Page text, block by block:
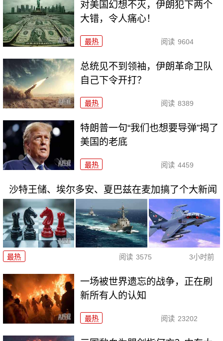
对美国幻想不灭，伊朗犯下两个
大错，令人痛心！
最热 阅读 9604
总统见不到领袖，伊朗革命卫队
自己下令开打？
最热 阅读 8389
特朗普一句“我们也想要导弹”揭了
美国的老底
最热 阅读 4459
沙特王储、埃尔多安、夏巴兹在麦加搞了个大新闻
最热 阅读 3575 3小时前
一场被世界遗忘的战争，正在刷
新所有人的认知
最热 阅读 23202